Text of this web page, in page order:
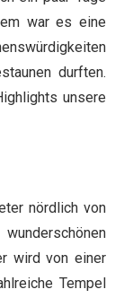
war es eine
durften.
unsere
nördlich von
wird von einer
Tempel